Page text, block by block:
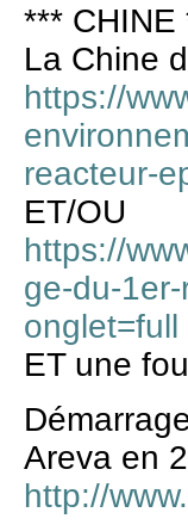
*** CHINE
La Chine
https://
reacteur-
ET/OU
https://
ge-du-
onglet=full
ET une
Areva en
http://